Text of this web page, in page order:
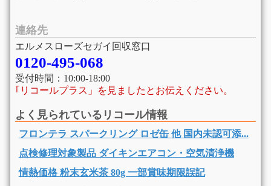
連絡先
エルメスローズセガイ回収窓口
0120-495-068
受付時間：10:00-18:00
｢リコールプラス」を見ましたとお伝えください。
よく見られているリコール情報
フロンテラ スパークリング ロゼ缶 他 国内未認可添...
点検修理対象製品 ダイキンエアコン・空気清浄機
情熱価格 粉末玄米茶 80g 一部賞味期限誤記